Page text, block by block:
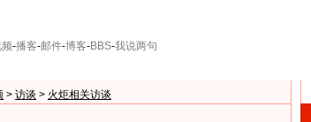
-播客-邮件-博客-BBS-我说两句
> 访谈 > 火炬相关访谈